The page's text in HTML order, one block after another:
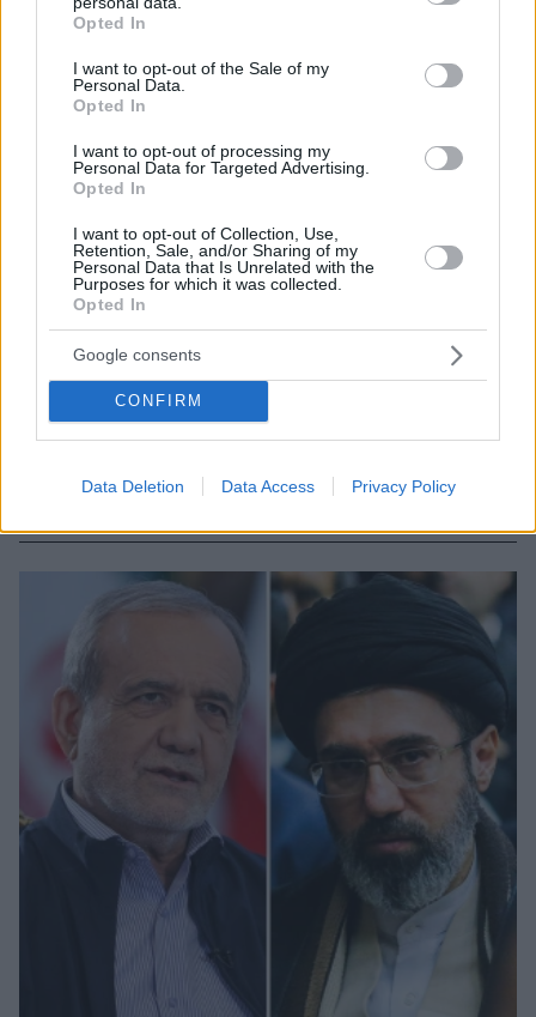
grant or deny consent to Google and its third-party tags to
use your data for below specified purposes in below Google
consent section.
Opted In
I want to opt-out of the Sale of my
Personal Data.
Opted In
I want to opt-out of processing my
Personal Data for Targeted Advertising.
Opted In
I want to opt-out of Collection, Use,
Retention, Sale, and/or Sharing of my
Personal Data that Is Unrelated with the
Purposes for which it was collected.
Opted In
Google consents
CONFIRM
Data Deletion Data Access Privacy Policy
Η απουσία μέσα στη νύχτα και η λεπτομέρεια στα
να τον υποπτεύεται για τη δολοφονία της
06.08.2026, 15:36